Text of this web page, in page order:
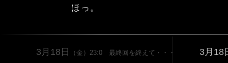
ほっ。
3月18日 （金）23:0 最終回を終えて・・・ 3月18